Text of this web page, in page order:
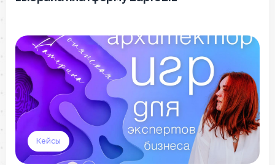
Кейсы